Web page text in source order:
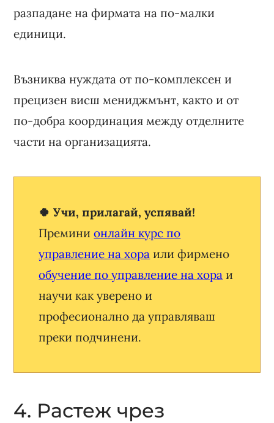
разпадане на фирмата на по-малки
единици.
Възниква нуждата от по-комплексен и
прецизен висш мениджмънт, както и от
по-добра координация между отделните
части на организацията.
🍀 Учи, прилагай, успявай!
Преминионлайн курс по
управление на хора или фирмено
обучение по управление на хора и
научи как уверено и
професионално да управляваш
преки подчинени.
4. Растеж чрез